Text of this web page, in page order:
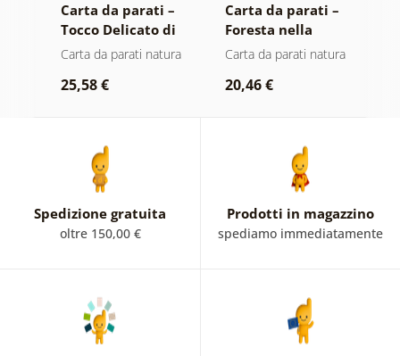
Carta da parati –
Tocco Delicato di
Natura
Carta da parati natura
25,58 €
Carta da parati –
Foresta nella
nebbia
Carta da parati natura
20,46 €
Spedizione gratuita
oltre 150,00 €
Prodotti in magazzino
spediamo immediatamente